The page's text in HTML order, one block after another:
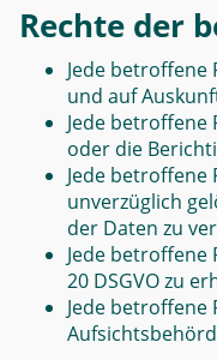
Rechte der
Jede
und auf
Jede betroffene
oder die
Jede betroffene
unverzüglich
der Daten zu
Jede betroffene
20 DSGVO zu
Jede betroffene